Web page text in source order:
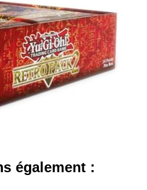
également :